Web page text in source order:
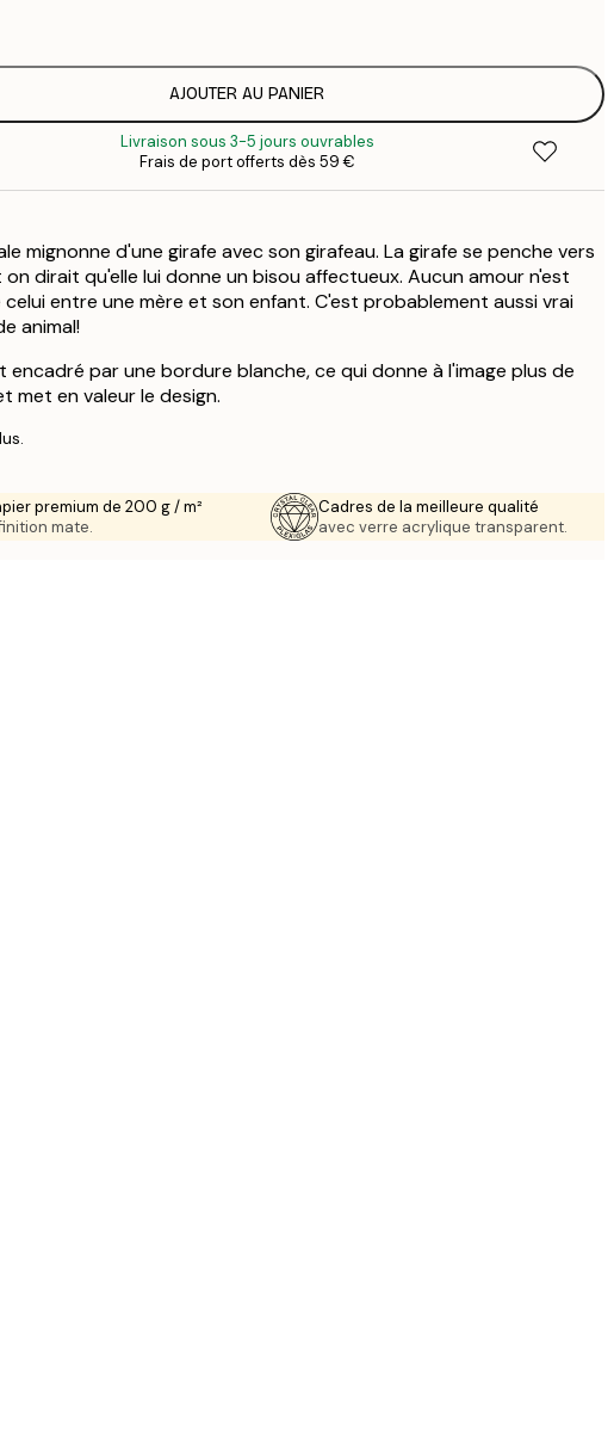
AJOUTER AU PANIER
Livraison sous 3-5 jours ouvrables
Frais de port offerts dès 59 €
mignonne d'une girafe avec son girafeau. La girafe se penche vers
on dirait qu'elle lui donne un bisou affectueux. Aucun amour n'est
entre une mère et son enfant. C'est probablement aussi vrai
animal!
encadré par une bordure blanche, ce qui donne à l'image plus de
met en valeur le design.
premium de 200 g / m²
mate.
Cadres de la meilleure qualité
avec verre acrylique transparent.